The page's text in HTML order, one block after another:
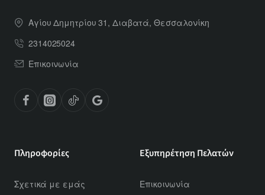
Αγίου Δημητρίου 31, Διαβατά, Θεσσαλονίκη
2314025024
Επικοινωνία
Πληροφορίες
Σχετικά με εμάς
Εξυπηρέτηση Πελατών
Επικοινωνία